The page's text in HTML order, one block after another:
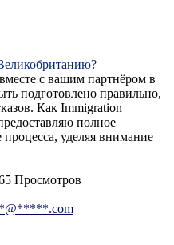
с вашим партнёром в
подготовлено правильно,
Как Immigration
полное
уделяя внимание
Просмотров